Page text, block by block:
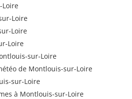
Loire
Loire
Loire
Loire
sur-Loire
de Montlouis-sur-Loire
sur-Loire
à Montlouis-sur-Loire